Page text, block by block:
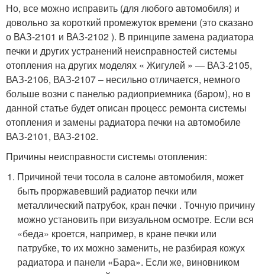
Но, все можно исправить (для любого автомобиля) и
довольно за короткий промежуток времени (это сказано
о ВАЗ-2101 и ВАЗ-2102 ). В принципе замена радиатора
печки и других устранений неисправностей системы
отопления на других моделях « Жигулей » — ВАЗ-2105,
ВАЗ-2106, ВАЗ-2107 – несильно отличается, немного
больше возни с панелью радиоприемника (баром), но в
данной статье будет описан процесс ремонта системы
отопления и замены радиатора печки на автомобиле
ВАЗ-2101, ВАЗ-2102.
Причины неисправности системы отопления:
Причиной течи тосола в салоне автомобиля, может
быть проржавевший радиатор печки или
металлический патрубок, кран печки . Точную причину
можно установить при визуальном осмотре. Если вся
«беда» кроется, например, в кране печки или
патрубке, то их можно заменить, не разбирая кожух
радиатора и панели «Бара». Если же, виновником